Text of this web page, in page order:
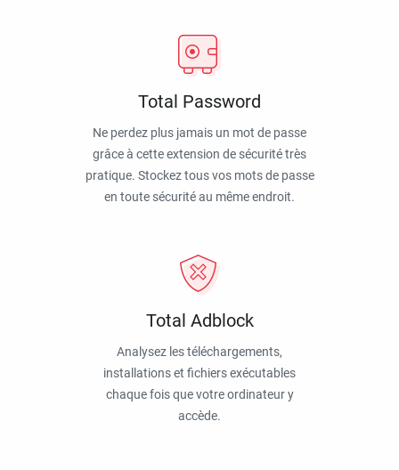
Total Password
Ne perdez plus jamais un mot de passe
grâce à cette extension de sécurité très
pratique. Stockez tous vos mots de passe
en toute sécurité au même endroit.
Total Adblock
Analysez les téléchargements,
installations et fichiers exécutables
chaque fois que votre ordinateur y
accède.